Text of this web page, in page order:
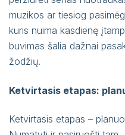
muzikos ar tiesiog
kuris nuima kasdienę
buvimas šalia dažnai
žodžių.
Ketvirtasis etapas:
Ketvirtasis etapas –